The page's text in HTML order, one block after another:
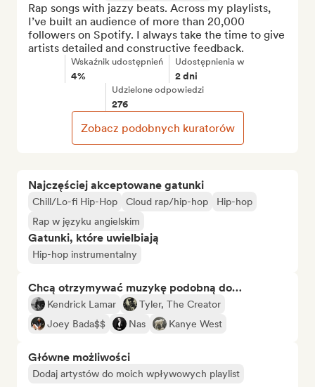
Najczęściej akceptowane gatunki
Chill/Lo-fi Hip-Hop Cloud rap/hip-hop
Hip-hop
Rap w języku angielskim
Gatunki, które uwielbiają
Hip-hop instrumentalny
Chcą otrzymywać muzykę podobną do…
Kendrick Lamar
Tyler, The Creator
Joey Bada$$
Nas Kanye West
Główne możliwości
Dodaj artystów do moich wpływowych playlist
Rap songs with jazzy beats. Across my playlists,
I’ve built an audience of more than 20,000
followers on Spotify. I always take the time to give
artists detailed and constructive feedback.
Wskaźnik udostępnień
4%
Udostępnienia w
2 dni
Udzielone odpowiedzi
276
Zobacz podobnych kuratorów